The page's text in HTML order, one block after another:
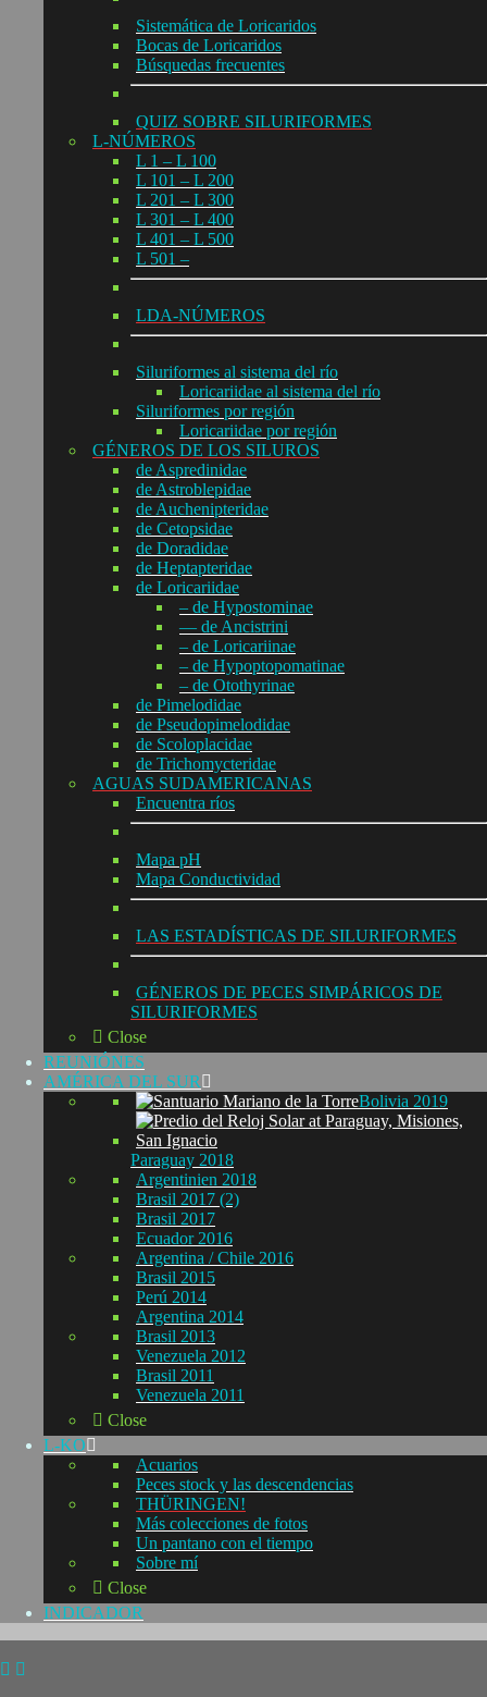
Sistemática de Loricaridos
Bocas de Loricaridos
Búsquedas frecuentes
QUIZ SOBRE SILURIFORMES
L-NÚMEROS
L 1 – L 100
L 101 – L 200
L 201 – L 300
L 301 – L 400
L 401 – L 500
L 501 –
LDA-NÚMEROS
Siluriformes al sistema del río
Loricariidae al sistema del río
Siluriformes por región
Loricariidae por región
GÉNEROS DE LOS SILUROS
de Aspredinidae
de Astroblepidae
de Auchenipteridae
de Cetopsidae
de Doradidae
de Heptapteridae
de Loricariidae
– de Hypostominae
— de Ancistrini
– de Loricariinae
– de Hypoptopomatinae
– de Otothyrinae
de Pimelodidae
de Pseudopimelodidae
de Scoloplacidae
de Trichomycteridae
AGUAS SUDAMERICANAS
Encuentra ríos
Mapa pH
Mapa Conductividad
LAS ESTADÍSTICAS DE SILURIFORMES
GÉNEROS DE PECES SIMPÁRICOS DE
SILURIFORMES
Close
REUNIÓNES
AMÉRICA DEL SUR
Bolivia 2019
Paraguay 2018
Argentinien 2018
Brasil 2017 (2)
Brasil 2017
Ecuador 2016
Argentina / Chile 2016
Brasil 2015
Perú 2014
Argentina 2014
Brasil 2013
Venezuela 2012
Brasil 2011
Venezuela 2011
Close
L-KO
Acuarios
Peces stock y las descendencias
THÜRINGEN!
Más colecciones de fotos
Un pantano con el tiempo
Sobre mí
Close
INDICADOR